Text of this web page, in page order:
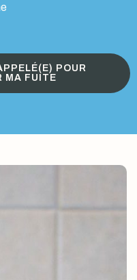
POUR
MA FUITE